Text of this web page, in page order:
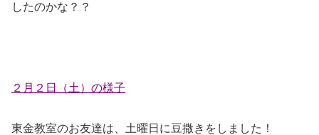
したのかな？？
２月２日（土）の様子
東金教室のお友達は、土曜日に豆撒きをしました！